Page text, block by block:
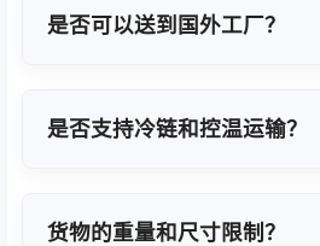
是否可以送到国外工厂？
是否支持冷链和控温运输？
货物的重量和尺寸限制？